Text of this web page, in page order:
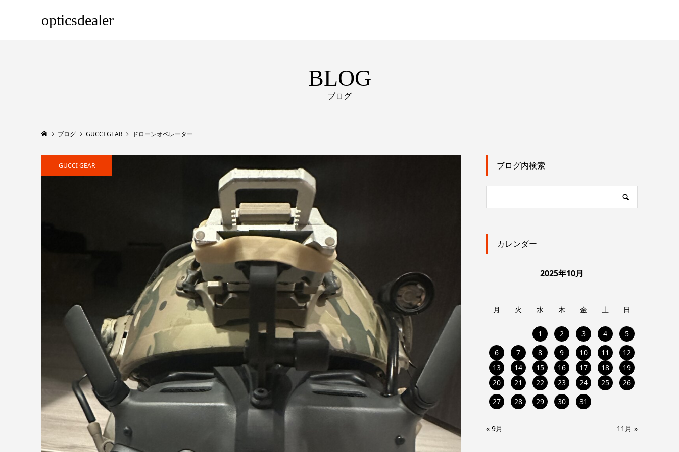
opticsdealer
BLOG
ブログ
ブログ GUCCI GEAR ドローンオペレーター
GUCCI GEAR ブログ内検索
カレンダー
2025年10月
月 火 水 木 金 土 日
1 2 3 4
5
6
7 8 9 10 11
12
13
14 15 16 17 18
19
20
21 22 23 24 25
26
27
28 29 30 31
« 9月 11月 »